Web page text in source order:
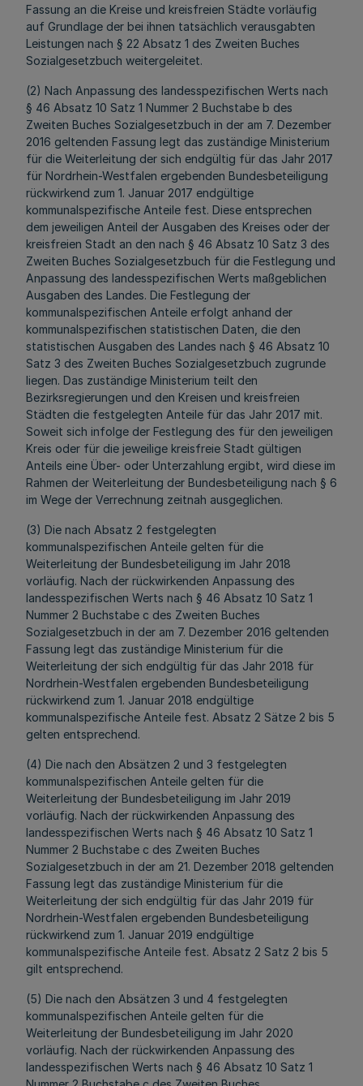
Fassung an die Kreise und kreisfreien Städte vorläufig
auf Grundlage der bei ihnen tatsächlich verausgabten
Leistungen nach § 22 Absatz 1 des Zweiten Buches
Sozialgesetzbuch weitergeleitet.
(2) Nach Anpassung des landesspezifischen Werts nach
§ 46 Absatz 10 Satz 1 Nummer 2 Buchstabe b des
Zweiten Buches Sozialgesetzbuch in der am 7. Dezember
2016 geltenden Fassung legt das zuständige Ministerium
für die Weiterleitung der sich endgültig für das Jahr 2017
für Nordrhein-Westfalen ergebenden Bundesbeteiligung
rückwirkend zum 1. Januar 2017 endgültige
kommunalspezifische Anteile fest. Diese entsprechen
dem jeweiligen Anteil der Ausgaben des Kreises oder der
kreisfreien Stadt an den nach § 46 Absatz 10 Satz 3 des
Zweiten Buches Sozialgesetzbuch für die Festlegung und
Anpassung des landesspezifischen Werts maßgeblichen
Ausgaben des Landes. Die Festlegung der
kommunalspezifischen Anteile erfolgt anhand der
kommunalspezifischen statistischen Daten, die den
statistischen Ausgaben des Landes nach § 46 Absatz 10
Satz 3 des Zweiten Buches Sozialgesetzbuch zugrunde
liegen. Das zuständige Ministerium teilt den
Bezirksregierungen und den Kreisen und kreisfreien
Städten die festgelegten Anteile für das Jahr 2017 mit.
Soweit sich infolge der Festlegung des für den jeweiligen
Kreis oder für die jeweilige kreisfreie Stadt gültigen
Anteils eine Über- oder Unterzahlung ergibt, wird diese im
Rahmen der Weiterleitung der Bundesbeteiligung nach § 6
im Wege der Verrechnung zeitnah ausgeglichen.
(3) Die nach Absatz 2 festgelegten
kommunalspezifischen Anteile gelten für die
Weiterleitung der Bundesbeteiligung im Jahr 2018
vorläufig. Nach der rückwirkenden Anpassung des
landesspezifischen Werts nach § 46 Absatz 10 Satz 1
Nummer 2 Buchstabe c des Zweiten Buches
Sozialgesetzbuch in der am 7. Dezember 2016 geltenden
Fassung legt das zuständige Ministerium für die
Weiterleitung der sich endgültig für das Jahr 2018 für
Nordrhein-Westfalen ergebenden Bundesbeteiligung
rückwirkend zum 1. Januar 2018 endgültige
kommunalspezifische Anteile fest. Absatz 2 Sätze 2 bis 5
gelten entsprechend.
(4) Die nach den Absätzen 2 und 3 festgelegten
kommunalspezifischen Anteile gelten für die
Weiterleitung der Bundesbeteiligung im Jahr 2019
vorläufig. Nach der rückwirkenden Anpassung des
landesspezifischen Werts nach § 46 Absatz 10 Satz 1
Nummer 2 Buchstabe c des Zweiten Buches
Sozialgesetzbuch in der am 21. Dezember 2018 geltenden
Fassung legt das zuständige Ministerium für die
Weiterleitung der sich endgültig für das Jahr 2019 für
Nordrhein-Westfalen ergebenden Bundesbeteiligung
rückwirkend zum 1. Januar 2019 endgültige
kommunalspezifische Anteile fest. Absatz 2 Satz 2 bis 5
gilt entsprechend.
(5) Die nach den Absätzen 3 und 4 festgelegten
kommunalspezifischen Anteile gelten für die
Weiterleitung der Bundesbeteiligung im Jahr 2020
vorläufig. Nach der rückwirkenden Anpassung des
landesspezifischen Werts nach § 46 Absatz 10 Satz 1